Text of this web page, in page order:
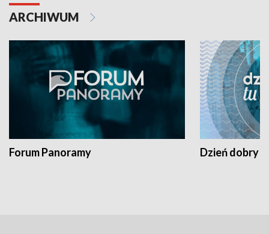
ARCHIWUM
Forum Panoramy Dzień dobry